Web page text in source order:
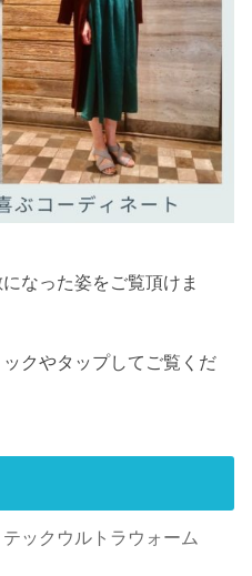
なった姿をご覧頂けま
クやタップしてご覧くだ
ックウルトラウォーム